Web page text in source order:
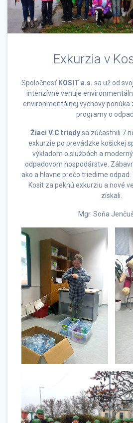
Exkurzia v
Spoločnosť KOSIT a.s. sa už od
intenzívne venuje
environmentálnej výchovy ponúka
programy o
Žiaci V.C triedysa zúčastnili
exkurzie po prevádzke košickej
výkladom o službách a
odpadovom hospodárstve.
ako a hlavne prečo triedime
Kosit za peknú exkurziu a nové
získali.
Mgr. Soňa